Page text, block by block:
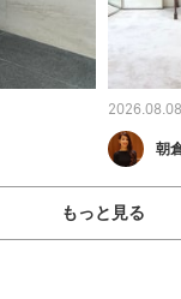
2026.08.08
朝
もっと見る